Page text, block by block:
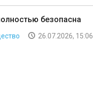
безопасна
26.07.2026, 15:06